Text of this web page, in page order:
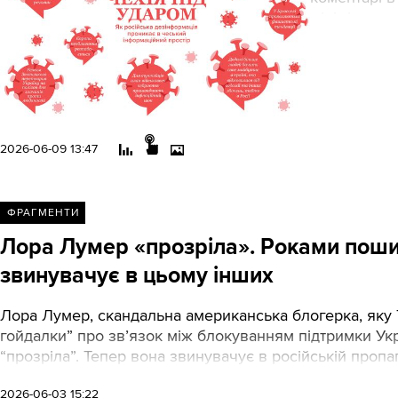
2026-06-09 13:47
ФРАГМЕНТИ
Лора Лумер «прозріла». Роками
звинувачує в цьому інших
Лора Лумер, скандальна американська блогерка, яку
гойдалки” про звʼязок між блокуванням підтримки
“прозріла”. Тепер вона звинувачує в російській
2026-06-03 15:22